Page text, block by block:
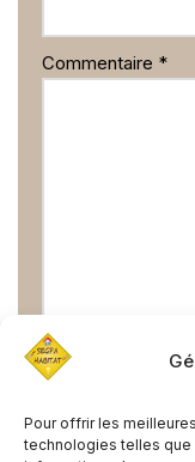
Pour offrir les
technologies telles
Commentaire *